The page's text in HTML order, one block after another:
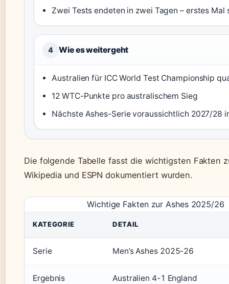
Zwei Tests endeten in zwei Tagen – erstes Mal
4 Wie es weitergeht
Australien für ICC World Test Championship
12 WTC-Punkte pro australischem Sieg
Nächste Ashes-Serie voraussichtlich 2027/28
Die folgende Tabelle fasst die wichtigsten Fakten
Wikipedia und ESPN dokumentiert wurden.
Wichtige Fakten zur Ashes 2025/26
KATEGORIE DETAIL
Serie Men’s Ashes 2025-26
Ergebnis Australien 4-1 England